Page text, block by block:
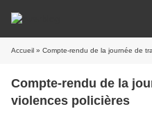
Accueil » Compte-rendu de la journée de
Compte-rendu de la
violences policières